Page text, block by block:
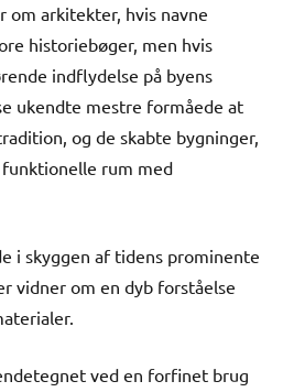
om arkitekter, hvis navne
historiebøger, men hvis
indflydelse på byens
ukendte mestre formåede at
og de skabte bygninger,
rum med
i skyggen af tidens prominente
vidner om en dyb forståelse
ved en forfinet brug